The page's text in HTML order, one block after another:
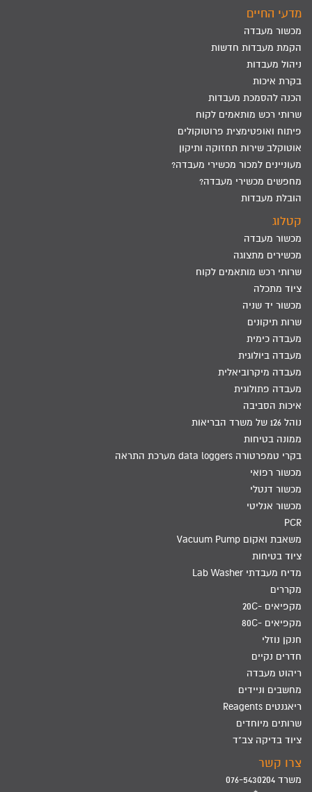
מדעי החיים
מכשור מעבדה
הקמת מעבדות חדשות
ניהול מעבדות
בקרת איכות
הכנה להסמכת מעבדות
שרותי רכש מותאמים לקוח
פיתוח ואופטימצית פרוטוקולים
אוטוקלב שירות תחזוקה ותיקון
מעוניינים למכור מכשירי מעבדה?
מחפשים מכשירי מעבדה?
הובלת מעבדות
קטלוג
מכשור מעבדה
מכשירים מתצוגה
שרותי רכש מותאמים לקוח
ציוד מתכלה
מכשור יד שניה
שרות תיקונים
מעבדה כימית
מעבדה ביולוגית
מעבדה מיקרוביאלית
מעבדה פתולוגית
איכות הסביבה
נוהל 126 של משרד הבריאות
ממונה בטיחות
בקרי טמפרטורה data loggers מערכת התראה
מכשור רפואי
מכשור דנטלי
מכשור אנליטי
PCR
משאבת ואקום Vacuum Pump
ציוד בטיחות
מדיח מעבדתי Lab Washer
מקררים
מקפיאים -20C
מקפיאים -80C
חנקן נוזלי
חדרים נקיים
ריהוט מעבדה
מחשבים וניידים
ריאגנטים Reagents
שרותים מיוחדים
ציוד בדיקה צב"ד
צרו קשר
משרד 076-5430204